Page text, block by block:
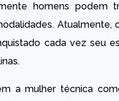
homens podem
Atualmente,
cada vez seu
a mulher técnica